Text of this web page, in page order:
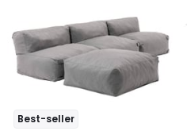
Best-seller